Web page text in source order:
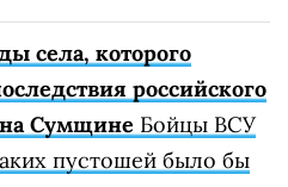
села, которого
российского
Сумщине Бойцы ВСУ
пустошей было бы